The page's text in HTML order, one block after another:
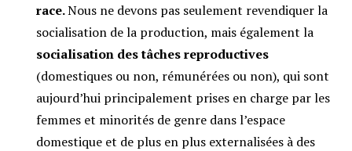
race.Nous ne devons pas seulement revendiquer la
socialisation de la production, mais également la
socialisation des tâches reproductives
(domestiques ou non, rémunérées ou non), qui sont
aujourd’hui principalement prises en charge par les
femmes et minorités de genre dans l’espace
domestique et de plus en plus externalisées à des